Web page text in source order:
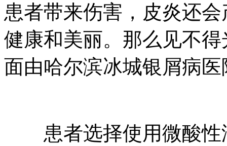
患者带来伤害，皮炎还
健康和美丽。那么见不
面由哈尔滨冰城银屑病
患者选择使用微酸性